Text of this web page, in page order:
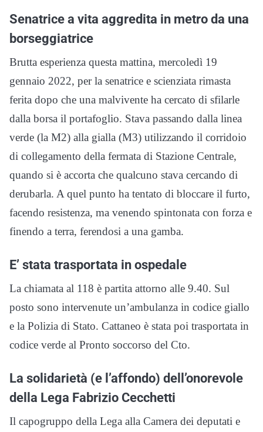
Senatrice a vita aggredita in metro da una
borseggiatrice
Brutta esperienza questa mattina, mercoledì 19
gennaio 2022, per la senatrice e scienziata rimasta
ferita dopo che una malvivente ha cercato di sfilarle
dalla borsa il portafoglio. Stava passando dalla linea
verde (la M2) alla gialla (M3) utilizzando il corridoio
di collegamento della fermata di Stazione Centrale,
quando si è accorta che qualcuno stava cercando di
derubarla. A quel punto ha tentato di bloccare il furto,
facendo resistenza, ma venendo spintonata con forza e
finendo a terra, ferendosi a una gamba.
E’ stata trasportata in ospedale
La chiamata al 118 è partita attorno alle 9.40. Sul
posto sono intervenute un’ambulanza in codice giallo
e la Polizia di Stato. Cattaneo è stata poi trasportata in
codice verde al Pronto soccorso del Cto.
La solidarietà (e l’affondo) dell’onorevole
della Lega Fabrizio Cecchetti
Il capogruppo della Lega alla Camera dei deputati e